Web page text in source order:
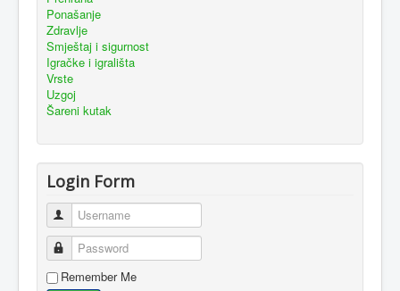
Ponašanje
Zdravlje
Smještaj i sigurnost
Igračke i igrališta
Vrste
Uzgoj
Šareni kutak
Login Form
Username
Password
Remember Me